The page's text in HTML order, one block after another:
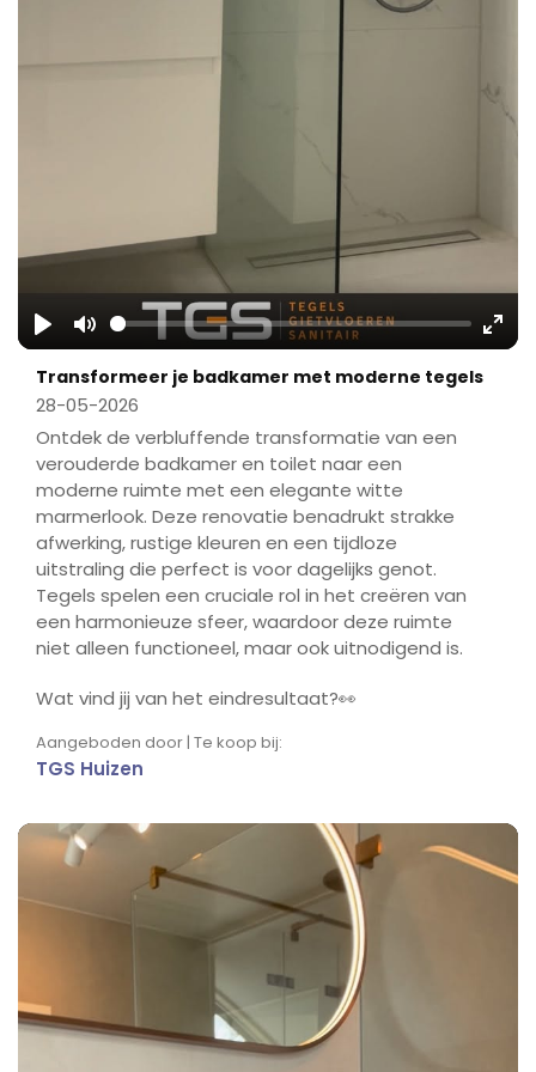
Play Mute
Transformeer je badkamer met moderne tegels
28-05-2026
Ontdek de verbluffende transformatie van een
verouderde badkamer en toilet naar een
moderne ruimte met een elegante witte
marmerlook. Deze renovatie benadrukt strakke
afwerking, rustige kleuren en een tijdloze
uitstraling die perfect is voor dagelijks genot.
Tegels spelen een cruciale rol in het creëren van
een harmonieuze sfeer, waardoor deze ruimte
niet alleen functioneel, maar ook uitnodigend is.
Wat vind jij van het eindresultaat?👀
Aangeboden door | Te koop bij:
TGS Huizen